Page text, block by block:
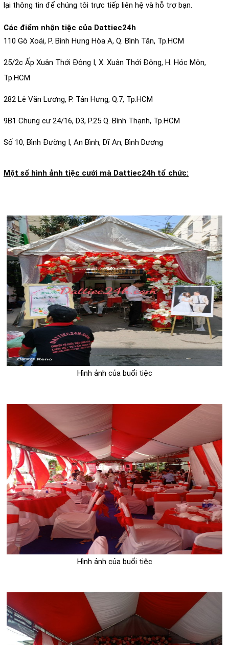
lại thông tin để chúng tôi trực tiếp liên hệ và hỗ trợ bạn.
Các điểm nhận tiệc của Dattiec24h
110 Gò Xoái, P. Bình Hưng Hòa A, Q. Bình Tân, Tp.HCM
25/2c Ấp Xuân Thới Đông I, X. Xuân Thới Đông, H. Hóc Môn,
Tp.HCM
282 Lê Văn Lương, P. Tân Hưng, Q.7, Tp.HCM
9B1 Chung cư 24/16, D3, P.25 Q. Bình Thạnh, Tp.HCM
Số 10, Bình Đường I, An Bình, Dĩ An, Bình Dương
Một số hình ảnh tiệc cưới mà Dattiec24h tổ chức:
Hình ảnh của buổi tiệc
Hình ảnh của buổi tiệc